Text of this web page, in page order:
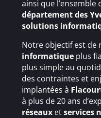
ainsi que
département des
solutions
Notre objectif est de
informatiqueplus
plus simple au
des contraintes et
implantées à
à plus de 20 ans
réseauxetservices